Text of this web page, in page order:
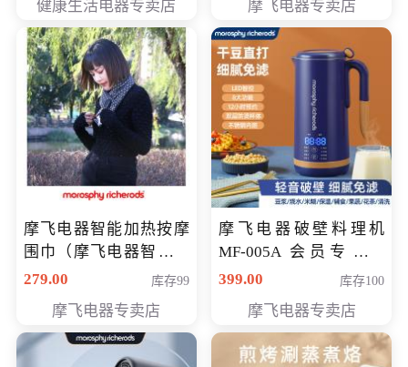
健康生活电器专卖店 摩飞电器专卖店
摩飞电器智能加热按摩
围巾（摩飞电器智能加
热按摩围脖） 会员专享
279.00 库存99
摩飞电器专卖店
摩飞电器破壁料理机
MF-005A 会员专享价
198元
399.00 库存100
摩飞电器专卖店